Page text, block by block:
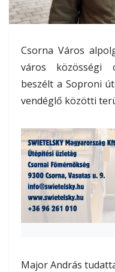
Csorna Város
város közösségi
beszélt a Soproni
vendéglő közötti
Major András